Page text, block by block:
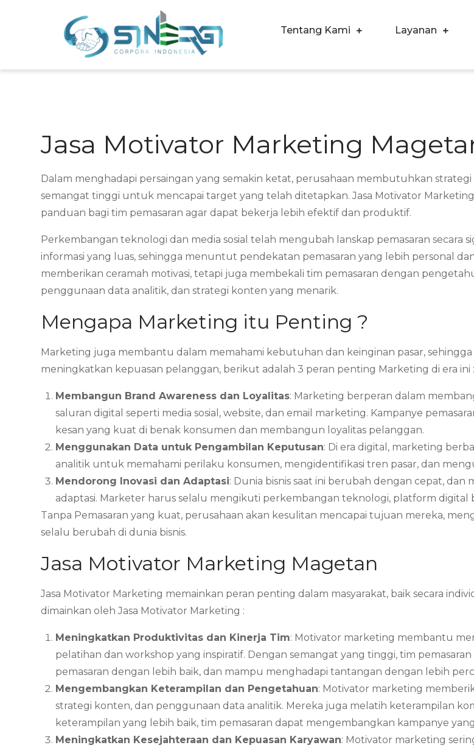
Tentang Kami Layanan
Jasa Motivator Marketing
Dalam menghadapi persaingan yang semakin ketat, perusahaan membutuhkan
semangat tinggi untuk mencapai target yang telah ditetapkan. Jasa Motivator
panduan bagi tim pemasaran agar dapat bekerja lebih efektif dan produktif.
Perkembangan teknologi dan media sosial telah mengubah lanskap pemasaran secara
informasi yang luas, sehingga menuntut pendekatan pemasaran yang lebih personal
memberikan ceramah motivasi, tetapi juga membekali tim pemasaran dengan
penggunaan data analitik, dan strategi konten yang menarik.
Mengapa Marketing itu Penting ?
Marketing juga membantu dalam memahami kebutuhan dan keinginan pasar,
meningkatkan kepuasan pelanggan, berikut adalah 3 peran penting Marketing di era ini :
Membangun Brand Awareness dan Loyalitas: Marketing berperan dalam
saluran digital seperti media sosial, website, dan email marketing. Kampanye
kesan yang kuat di benak konsumen dan membangun loyalitas pelanggan.
Menggunakan Data untuk Pengambilan Keputusan: Di era digital, marketing
analitik untuk memahami perilaku konsumen, mengidentifikasi tren pasar, dan
Mendorong Inovasi dan Adaptasi: Dunia bisnis saat ini berubah dengan cepat,
adaptasi. Marketer harus selalu mengikuti perkembangan teknologi, platform
Tanpa Pemasaran yang kuat, perusahaan akan kesulitan mencapai tujuan mereka,
selalu berubah di dunia bisnis.
Jasa Motivator Marketing Magetan
Jasa Motivator Marketing memainkan peran penting dalam masyarakat, baik secara
dimainkan oleh Jasa Motivator Marketing :
Meningkatkan Produktivitas dan Kinerja Tim: Motivator marketing membantu
pelatihan dan workshop yang inspiratif. Dengan semangat yang tinggi, tim
pemasaran dengan lebih baik, dan mampu menghadapi tantangan dengan lebih
Mengembangkan Keterampilan dan Pengetahuan: Motivator marketing
strategi konten, dan penggunaan data analitik. Mereka juga melatih keterampilan
keterampilan yang lebih baik, tim pemasaran dapat mengembangkan kampanye
Meningkatkan Kesejahteraan dan Kepuasan Karyawan: Motivator marketing